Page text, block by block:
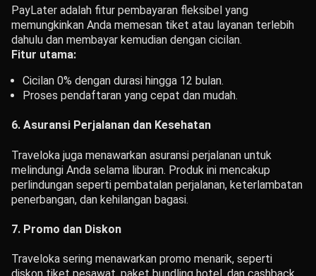
PayLater adalah fitur pembayaran fleksibel yang
memungkinkan Anda memesan tiket atau layanan terlebih
dahulu dan membayar kemudian dengan cicilan.
Fitur utama:
Cicilan 0% dengan durasi hingga 12 bulan.
Proses pendaftaran yang cepat dan mudah.
6. Asuransi Perjalanan dan Kesehatan
Traveloka juga menawarkan asuransi perjalanan untuk
melindungi Anda selama liburan. Produk ini mencakup
perlindungan seperti pembatalan perjalanan, keterlambatan
penerbangan, dan kehilangan bagasi.
7. Promo dan Diskon
Traveloka sering menawarkan promo menarik, seperti